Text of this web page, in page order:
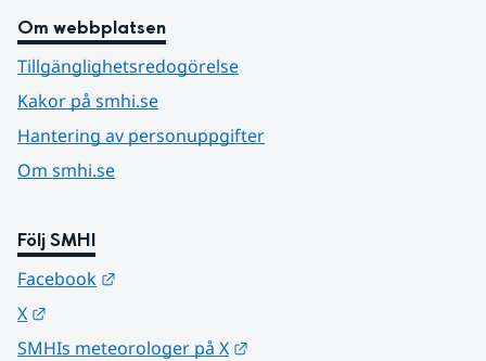
Om webbplatsen
Tillgänglighetsredogörelse
Kakor på smhi.se
Hantering av personuppgifter
Om smhi.se
Följ SMHI
Facebook
X
SMHIs meteorologer på X